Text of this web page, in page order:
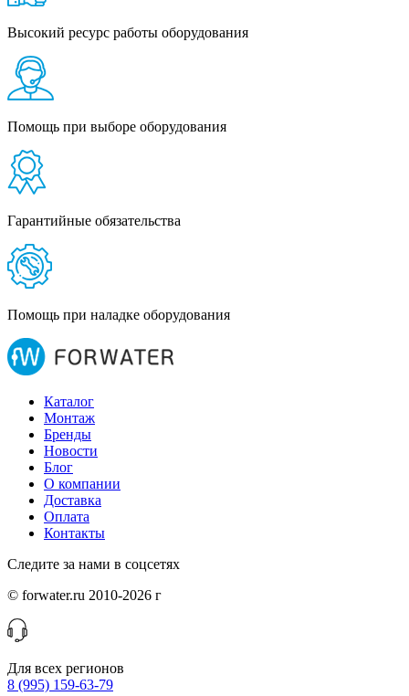
Высокий ресурс работы оборудования
Помощь при выборе оборудования
Гарантийные обязательства
Помощь при наладке оборудования
Каталог
Монтаж
Бренды
Новости
Блог
О компании
Доставка
Оплата
Контакты
Следите за нами в соцсетях
© forwater.ru 2010-2026 г
Для всех регионов
8 (995) 159-63-79